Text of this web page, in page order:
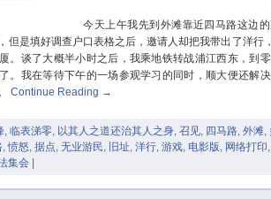
今天上午我先到外滩靠近四马路这边的
但是填好调查户口表格之后，邀请人却把我带出了洋行
。谈了大概半小时之后，我乘地铁转战浦江西东，到
。我在等待下午的一场参观学习的同时，顺大便还解
Continue Reading →
, 临表涕零, 以其人之道还治其人之身, 召见, 四马路, 外滩,
, 愤怒, 据点, 无业游民, 旧址, 洋行, 游戏, 电影版, 网络打印,
集会 |